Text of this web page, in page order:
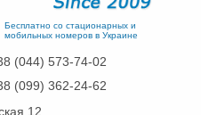
Бесплатно со стационарных и
мобильных номеров в Украине
(044) 573-74-02
(099) 362-24-62
12,